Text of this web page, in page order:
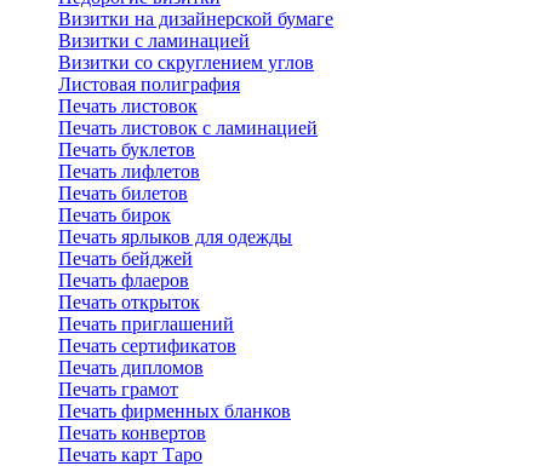
Визитки на дизайнерской бумаге
Визитки с ламинацией
Визитки со скруглением углов
Листовая полиграфия
Печать листовок
Печать листовок с ламинацией
Печать буклетов
Печать лифлетов
Печать билетов
Печать бирок
Печать ярлыков для одежды
Печать бейджей
Печать флаеров
Печать открыток
Печать приглашений
Печать сертификатов
Печать дипломов
Печать грамот
Печать фирменных бланков
Печать конвертов
Печать карт Таро